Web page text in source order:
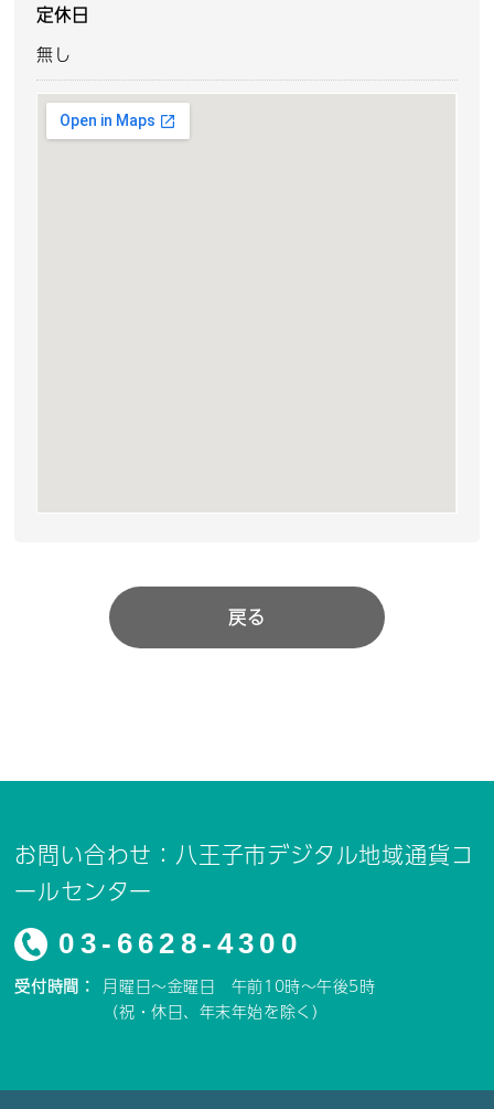
定休日
無し
戻る
お問い合わせ：八王子市デジタル地域通貨コ
ールセンター
03-6628-4300
受付時間： 月曜日～金曜日 午前10時～午後5時
（祝・休日、年末年始を除く）